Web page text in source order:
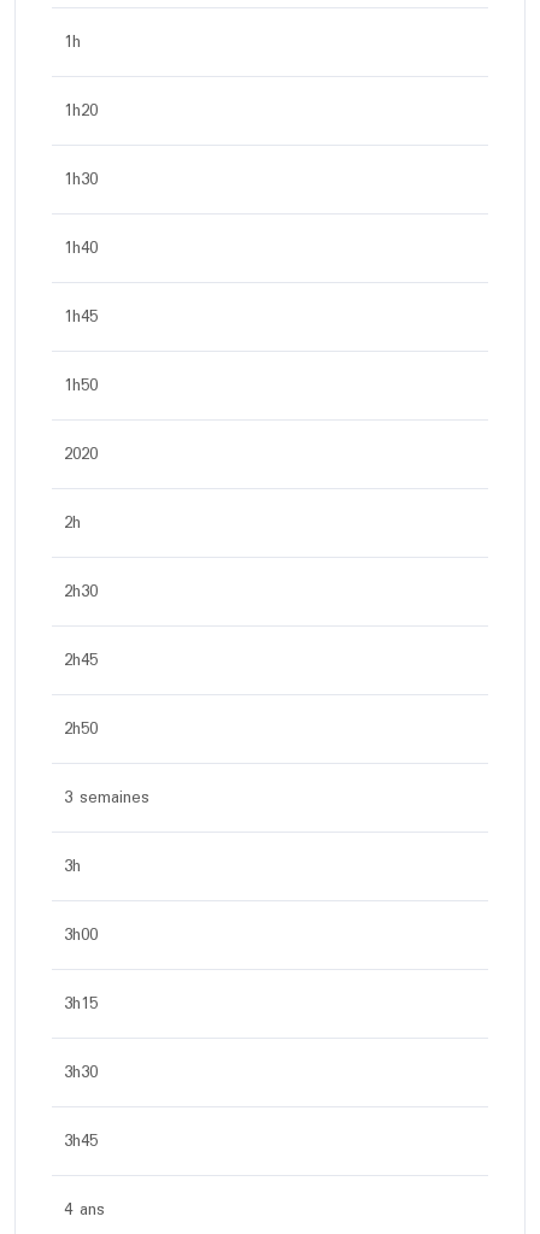
1h
1h20
1h30
1h40
1h45
1h50
2020
2h
2h30
2h45
2h50
3 semaines
3h
3h00
3h15
3h30
3h45
4 ans